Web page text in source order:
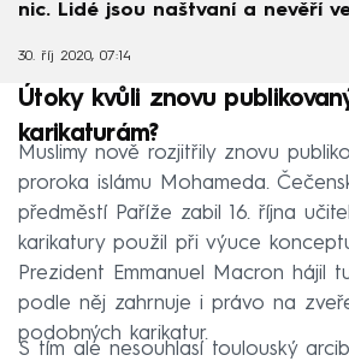
nic. Lidé jsou naštvaní a nevěří
30. říj 2020, 07:14
Útoky kvůli znovu
karikaturám?
Muslimy nově rozjitřily znovu
proroka islámu Mohameda.
předměstí Paříže zabil 16. října
karikatury použil při výuce
Prezident Emmanuel Macron hájil
podle něj zahrnuje i právo na
podobných karikatur.
S tím ale nesouhlasí toulouský